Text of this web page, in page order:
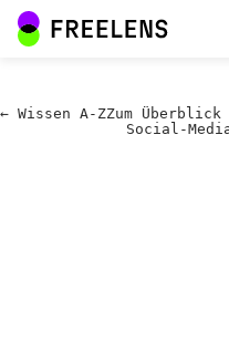
← Wissen A-ZZum Überblick
Social-